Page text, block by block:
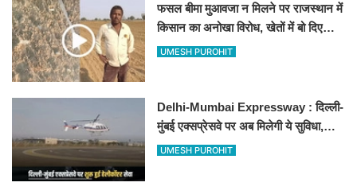
फसल बीमा मुआवजा न मिलने पर राजस्थान में
किसान का अनोखा विरोध, खेतों में बो दिए
500-500 रुपए के नोट, वीडियो वायरल
UMESH PUROHIT
Delhi-Mumbai Expressway : दिल्ली-
मुंबई एक्सप्रेसवे पर अब मिलेगी ये सुविधा,
हेलीकॉप्टर सर्विस से तुरंत घायल पहुंचेगा
UMESH PUROHIT